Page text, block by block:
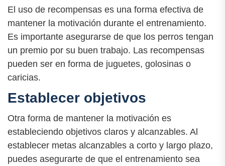
El uso de recompensas es una forma efectiva de
mantener la motivación durante el entrenamiento.
Es importante asegurarse de que los perros tengan
un premio por su buen trabajo. Las recompensas
pueden ser en forma de juguetes, golosinas o
caricias.
Establecer objetivos
Otra forma de mantener la motivación es
estableciendo objetivos claros y alcanzables. Al
establecer metas alcanzables a corto y largo plazo,
puedes asegurarte de que el entrenamiento sea